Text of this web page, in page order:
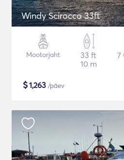
Windy Scirocco 33ft
Mootorjaht
33 ft
10 m
7
$1,263 /päev